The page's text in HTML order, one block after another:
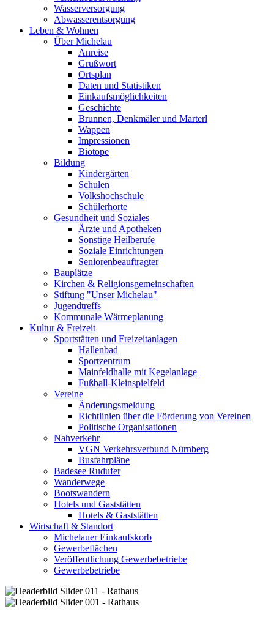
Wasserversorgung
Abwasserentsorgung
Leben & Wohnen
Über Michelau
Anreise
Grußwort
Ortsplan
Daten und Statistiken
Einkaufsmöglichkeiten
Geschichte
Brunnen, Denkmäler und Marterl
Wappen
Impressionen
Biotope
Bildung
Kindergärten
Schulen
Volkshochschule
Schülerhorte
Gesundheit und Soziales
Ärzte und Apotheken
Sonstige Heilberufe
Soziale Einrichtungen
Seniorenbeauftragter
Bauplätze
Kirchen & Religionsgemeinschaften
Stiftung "Unser Michelau"
Jugendtreffs
Kommunale Wärmeplanung
Kultur & Freizeit
Sportstätten und Freizeitanlagen
Hallenbad
Sportzentrum
Mainfeldhalle mit Kegelanlage
Fußball-Kleinspielfeld
Vereine
Änderungsmeldung
Richtlinien über die Förderung von Vereinen
Politische Organisationen
Nahverkehr
VGN Verkehrsverbund Nürnberg
Busfahrpläne
Badesee Rudufer
Wanderwege
Bootswandern
Hotels und Gaststätten
Hotels & Gaststätten
Wirtschaft & Standort
Michelauer Einkaufskorb
Gewerbeflächen
Veröffentlichung Gewerbebetriebe
Gewerbebetriebe